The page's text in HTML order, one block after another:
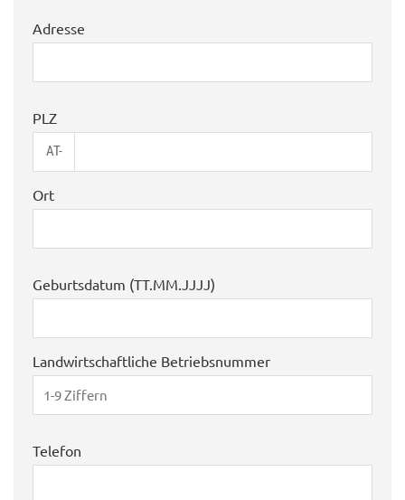
Adresse
PLZ
AT-
Ort
Geburtsdatum (TT.MM.JJJJ)
Landwirtschaftliche Betriebsnummer
Telefon